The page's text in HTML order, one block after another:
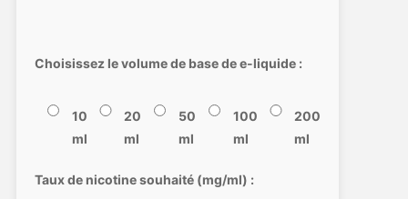
Choisissez le volume de base de e-liquide :
10
ml
20
ml
50
ml
100
ml
200
ml
Taux de nicotine souhaité (mg/ml) :